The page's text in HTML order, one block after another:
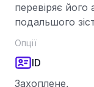
перевіряє його
подальшого
Опції
ID
Захоплене,